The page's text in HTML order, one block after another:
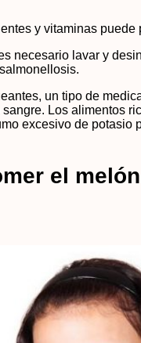
y vitaminas
necesario lavar y
un tipo de
Los alimentos
excesivo de
el